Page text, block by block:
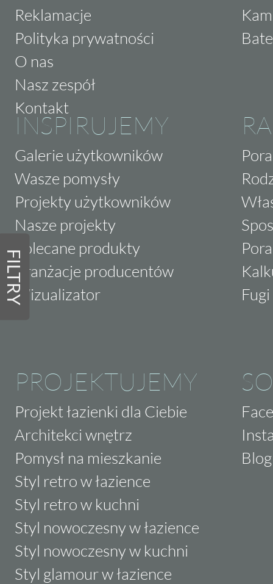
FILTRY
Reklamacje
Polityka prywatności
O nas
Nasz zespół
Kontakt
INSPIRUJEMY
Galerie użytkowników
Wasze pomysły
Projekty użytkowników
Nasze projekty
Polecane produkty
Aranżacje producentów
Wizualizator
PROJEKTUJEMY
Projekt łazienki dla Ciebie
Architekci wnętrz
Pomysł na mieszkanie
Styl retro w łazience
Styl retro w kuchni
Styl nowoczesny w łazience
Styl nowoczesny w kuchni
Styl glamour w łazience
Blog